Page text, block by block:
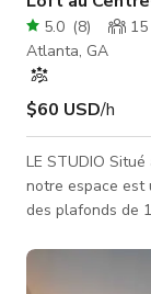
5.0 (8) 15
Atlanta, GA
$60 USD/h
LE STUDIO
notre espace est
des plafonds de
espace créatif
modern,